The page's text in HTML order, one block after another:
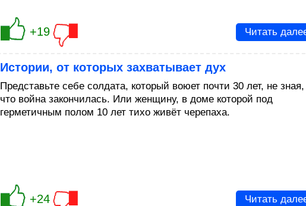
+19 Читать
Истории, от которых захватывает дух
Представьте себе солдата, который воюет почти 30 лет, не зная,
что война закончилась. Или женщину, в доме которой под
герметичным полом 10 лет тихо живёт черепаха.
+24 Читать